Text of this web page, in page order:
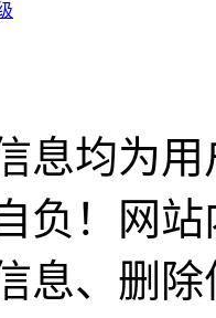
息均为
负！网
息、删